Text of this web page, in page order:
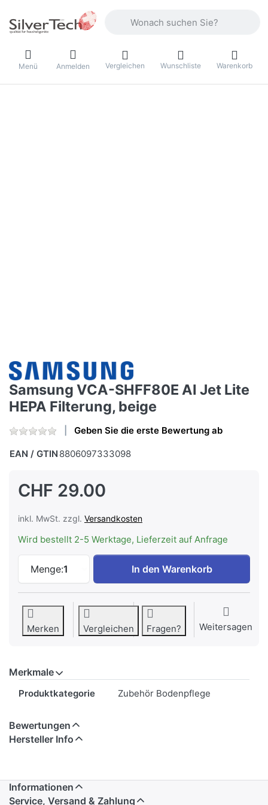
Menü Anmelden Vergleichen Wunschliste Warenkorb
Samsung VCA-SHFF80E AI Jet Lite
HEPA Filterung, beige
Geben Sie die erste Bewertung ab
EAN / GTIN 8806097333098
CHF 29.00
inkl. MwSt. zzgl. Versandkosten
Wird bestellt 2-5 Werktage, Lieferzeit auf Anfrage
Menge:1
Samsung VCA-SHFF80E AI Jet Lite
In den Warenkorb
Merken Vergleichen Fragen? Weitersagen
Merkmale
Produktkategorie Zubehör Bodenpflege
Bewertungen
Hersteller Info
Informationen
Service, Versand & Zahlung